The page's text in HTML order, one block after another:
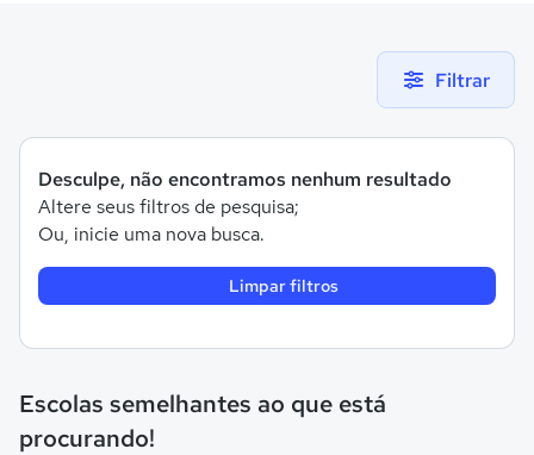
Filtrar
Desculpe, não encontramos nenhum resultado
Altere seus filtros de pesquisa;
Ou, inicie uma nova busca.
Limpar filtros
Escolas semelhantes ao que está
procurando!